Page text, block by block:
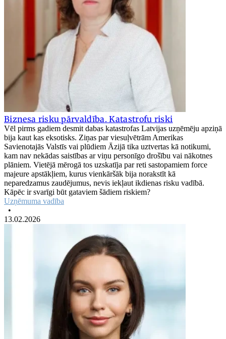
Biznesa risku pārvaldība. Katastrofu riski
Vēl pirms gadiem desmit dabas katastrofas Latvijas uzņēmēju apziņā
bija kaut kas eksotisks. Ziņas par viesuļvētrām Amerikas
Savienotajās Valstīs vai plūdiem Āzijā tika uztvertas kā notikumi,
kam nav nekādas saistības ar viņu personīgo drošību vai nākotnes
plāniem. Vietējā mērogā tos uzskatīja par reti sastopamiem force
majeure apstākļiem, kurus vienkāršāk bija norakstīt kā
neparedzamus zaudējumus, nevis iekļaut ikdienas risku vadībā.
Kāpēc ir svarīgi būt gataviem šādiem riskiem?
Uzņēmuma vadība
•
13.02.2026